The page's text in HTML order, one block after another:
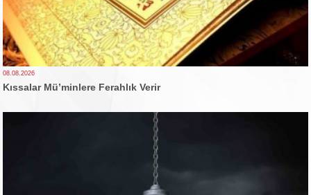
08.08.2026
Kıssalar Mü’minlere Ferahlık Verir